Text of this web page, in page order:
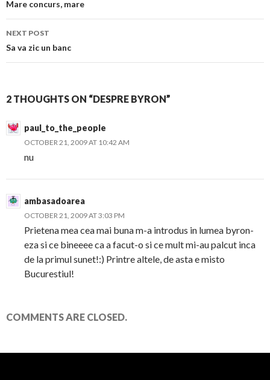
navigation
Mare concurs, mare
NEXT POST
Sa va zic un banc
2 THOUGHTS ON “DESPRE BYRON”
paul_to_the_people
OCTOBER 21, 2009 AT 10:42 AM
nu
ambasadoarea
OCTOBER 21, 2009 AT 3:03 PM
Prietena mea cea mai buna m-a introdus in lumea byron-
eza si ce bineeee ca a facut-o si ce mult mi-au palcut inca
de la primul sunet!:) Printre altele, de asta e misto
Bucurestiul!
COMMENTS ARE CLOSED.